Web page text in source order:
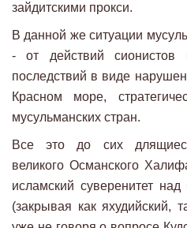
зайдитскими прокси.
В данной же ситуации
- от действий
последствий в виде
Красном море,
мусульманских стран.
Все это до сих
великого Османского
исламский суверенитет
(закрывая как яхудийский,